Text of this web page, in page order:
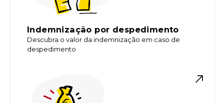
Indemnização por despedimento
Descubra o valor da indemnização em caso de
despedimento